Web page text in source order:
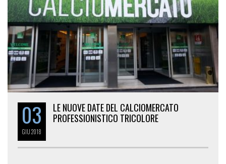
03
GIU2018
LE NUOVE DATE DEL CALCIOMERCATO
PROFESSIONISTICO TRICOLORE